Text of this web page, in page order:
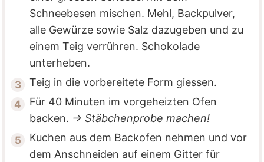
Schneebesen mischen. Mehl, Backpulver,
alle Gewürze sowie Salz dazugeben und zu
einem Teig verrühren. Schokolade
unterheben.
Teig in die vorbereitete Form giessen.
Für 40 Minuten im vorgeheizten Ofen
backen. → Stäbchenprobe machen!
Kuchen aus dem Backofen nehmen und vor
dem Anschneiden auf einem Gitter für